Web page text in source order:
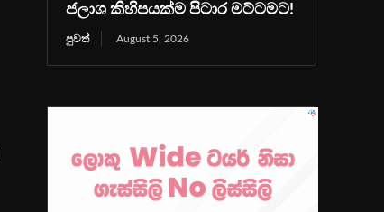
ජලාශ කිහිපයක්ම පිටාර මට්ටමට!
පුවත් August 5, 2026